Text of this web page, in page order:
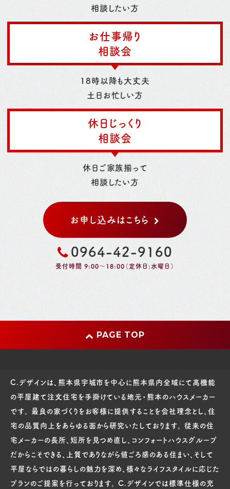
相談したい方
お仕事帰り
相談会
18時以降も大丈夫
土日お忙しい方
休日じっくり
相談会
休日ご家族揃って
相談したい方
お申し込みはこちら
0964-42-9160
受付時間 9:00～18:00（定休日:水曜日）
PAGE TOP
C.デザインは、熊本県宇城市を中心に熊本県内全域にて高機能
の平屋建て注文住宅を手掛けている地元・熊本のハウスメーカー
です。 最良の家づくりをお客様に提供することを会社理念とし、住
宅の品質向上をあらゆる面から研究いたしております。 従来の住
宅メーカーの長所、短所を見つめ直し、コンフォートハウスグループ
だからこそできる、上質でありながら値ごろ感のある住まい、そして
平屋ならではの暮らしの魅力を深め、様々なライフスタイルに応じた
プランのご提案を行っております。 C.デザインでは標準仕様の充